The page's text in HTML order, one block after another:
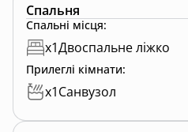
Спальня
Спальні місця:
x1Двоспальне ліжко
Прилеглі кімнати:
x1Санвузол